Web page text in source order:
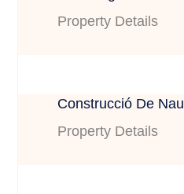
Property Details
Construcció De Nau
Property Details